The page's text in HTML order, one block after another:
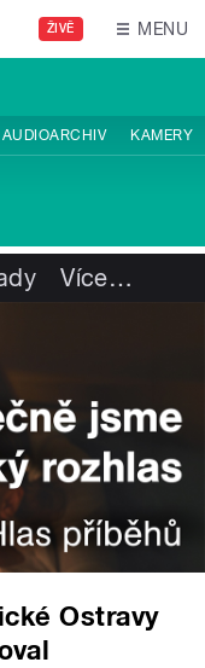
ŽIVĚ MENU
AUDIOARCHIV KAMERY
Více…
Ostravy